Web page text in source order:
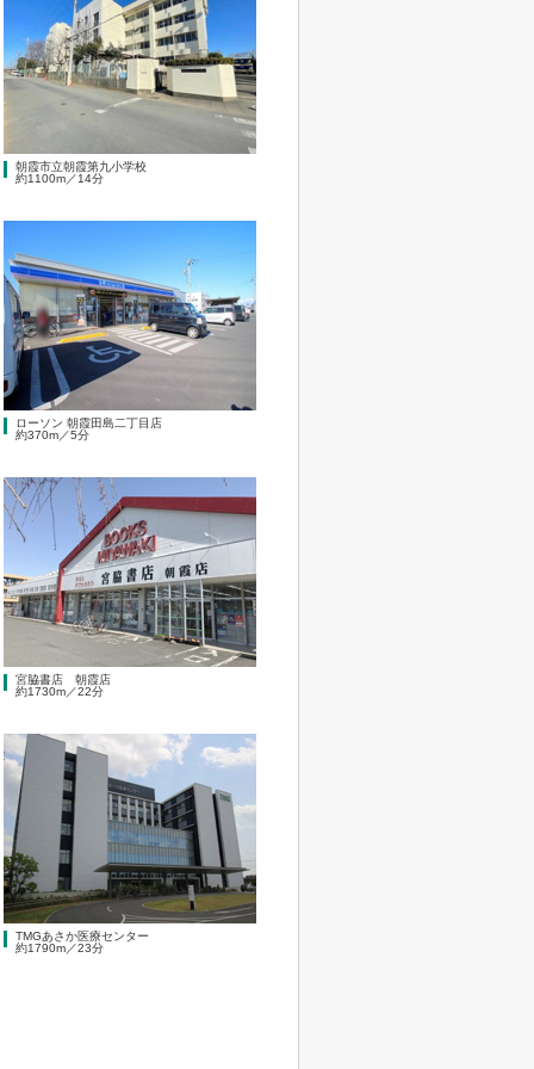
朝霞市立朝霞第九小学校
約1100m／14分
ローソン 朝霞田島二丁目店
約370m／5分
宮脇書店 朝霞店
約1730m／22分
TMGあさか医療センター
約1790m／23分